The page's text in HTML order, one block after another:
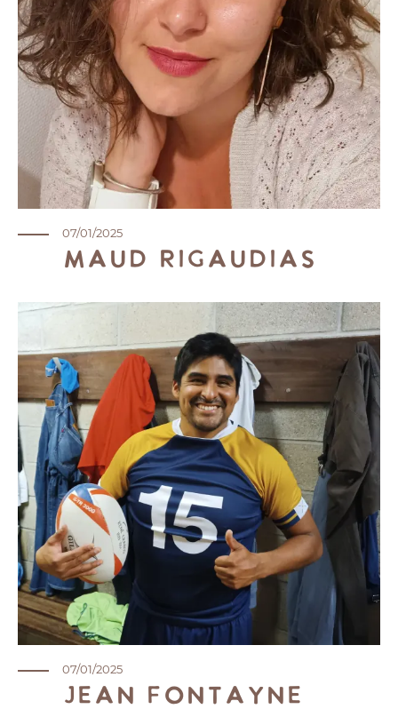
07/01/2025
Maud Rigaudias
07/01/2025
Jean Fontayne